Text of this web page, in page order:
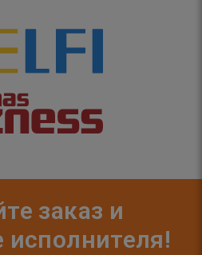
заказ и
исполнителя!